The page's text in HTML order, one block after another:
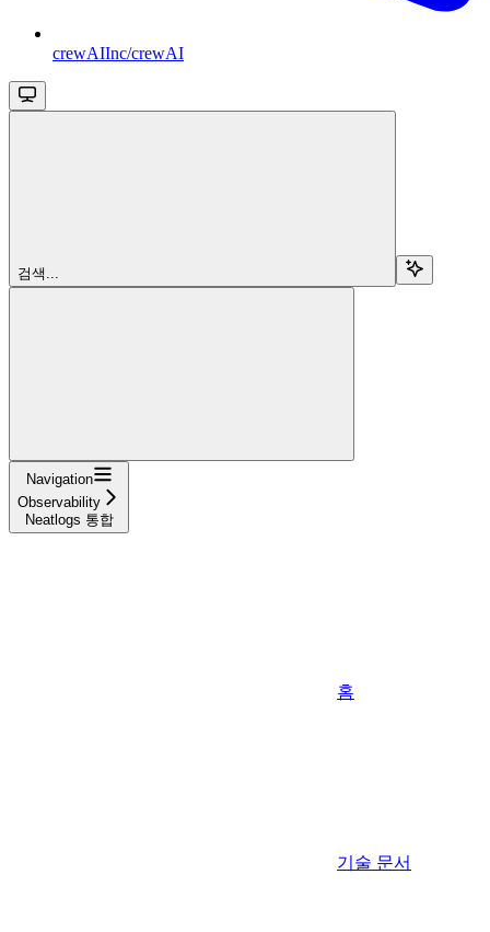
crewAIInc/crewAI
검색...
Navigation
Observability
Neatlogs 통합
홈
기술 문서